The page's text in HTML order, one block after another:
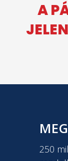
A
250